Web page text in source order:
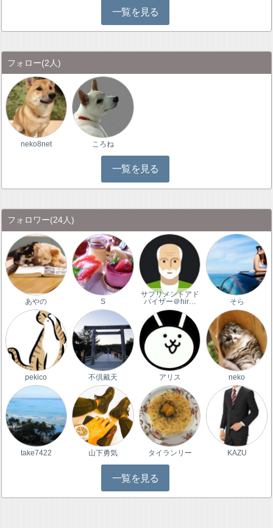
一覧を見る
フォロー(2人)
neko8net ころね
一覧を見る
フォロワー(24人)
あやの S
サプリメントアド
バイザー＠hir…
そら
pekico 不倶戴天 アリス neko
take7422 山下勇気 タイランリー KAZU
一覧を見る